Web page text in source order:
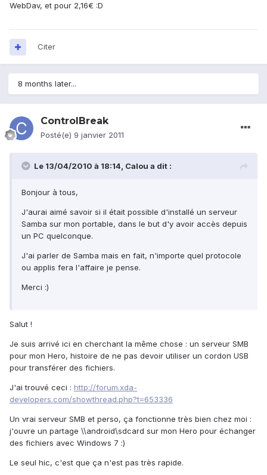
WebDav, et pour 2,16€ :D
Citer
8 months later...
ControlBreak
Posté(e) 9 janvier 2011
Le 13/04/2010 à 18:14, Calou a dit :
Bonjour à tous,
J'aurai aimé savoir si il était possible d'installé un serveur
Samba sur mon portable, dans le but d'y avoir accès depuis
un PC quelconque.
J'ai parler de Samba mais en fait, n'importe quel protocole
ou applis fera l'affaire je pense.
Merci :)
Salut !
Je suis arrivé ici en cherchant la même chose : un serveur SMB
pour mon Hero, histoire de ne pas devoir utiliser un cordon USB
pour transférer des fichiers.
J'ai trouvé ceci : http://forum.xda-
developers.com/showthread.php?t=653336
Un vrai serveur SMB et perso, ça fonctionne très bien chez moi :
j'ouvre un partage \\android\sdcard sur mon Hero pour échanger
des fichiers avec Windows 7 :)
Le seul hic, c'est que ça n'est pas très rapide.